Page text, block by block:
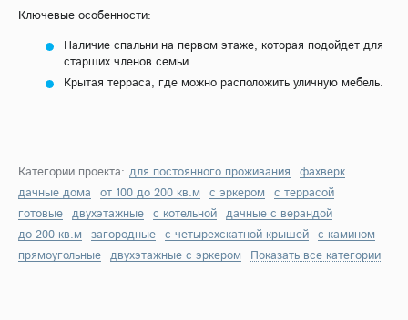
Ключевые особенности:
Наличие спальни на первом этаже, которая подойдет для
старших членов семьи.
Крытая терраса, где можно расположить уличную мебель.
Категории проекта: для постоянного проживания фахверк
дачные дома от 100 до 200 кв.м с эркером с террасой
готовые двухэтажные с котельной дачные с верандой
до 200 кв.м загородные с четырехскатной крышей с камином
прямоугольные двухэтажные с эркером Показать все категории